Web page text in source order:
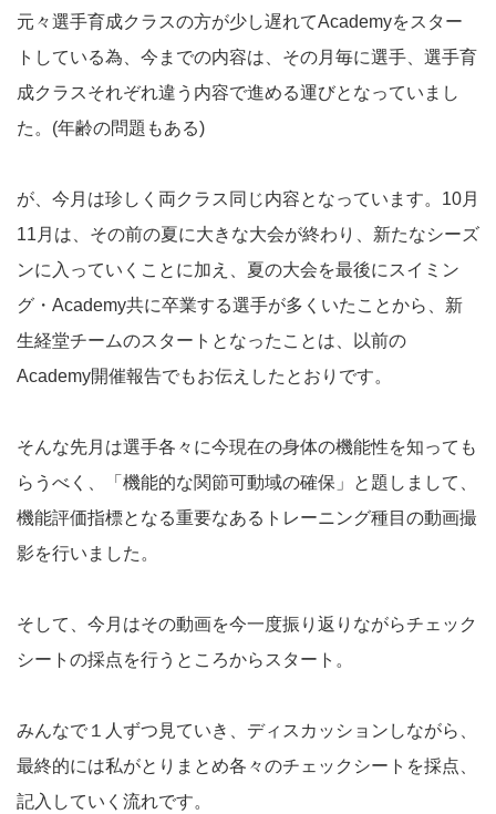
元々選手育成クラスの方が少し遅れてAcademyをスター
トしている為、今までの内容は、その月毎に選手、選手育
成クラスそれぞれ違う内容で進める運びとなっていまし
た。(年齢の問題もある)
が、今月は珍しく両クラス同じ内容となっています。10月
11月は、その前の夏に大きな大会が終わり、新たなシーズ
ンに入っていくことに加え、夏の大会を最後にスイミン
グ・Academy共に卒業する選手が多くいたことから、新
生経堂チームのスタートとなったことは、以前の
Academy開催報告でもお伝えしたとおりです。
そんな先月は選手各々に今現在の身体の機能性を知っても
らうべく、「機能的な関節可動域の確保」と題しまして、
機能評価指標となる重要なあるトレーニング種目の動画撮
影を行いました。
そして、今月はその動画を今一度振り返りながらチェック
シートの採点を行うところからスタート。
みんなで１人ずつ見ていき、ディスカッションしながら、
最終的には私がとりまとめ各々のチェックシートを採点、
記入していく流れです。